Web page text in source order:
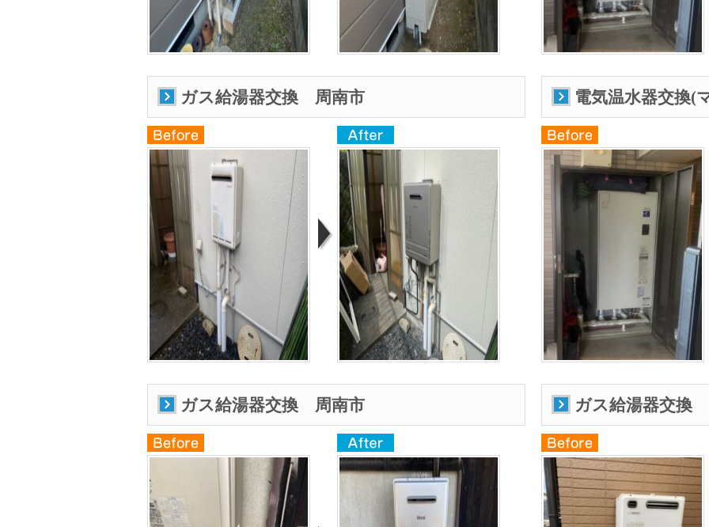
ガス給湯器交換 周南市 電気温水器交換(
ガス給湯器交換 周南市 ガス給湯器交換